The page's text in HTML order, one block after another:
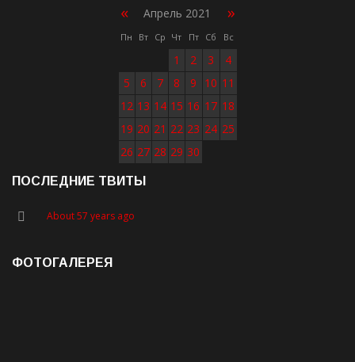
« Апрель 2021 »
Пн Вт Ср Чт Пт Сб Вс
1 2 3
4
5
6 7 8 9 10 11
12 13 14 15 16 17 18
19 20 21 22 23 24 25
26 27 28 29 30
ПОСЛЕДНИЕ ТВИТЫ
About 57 years ago
ФОТОГАЛЕРЕЯ